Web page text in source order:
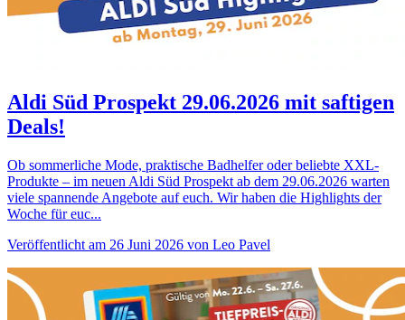
Aldi Süd Prospekt 29.06.2026 mit saftigen
Deals!
Ob sommerliche Mode, praktische Badhelfer oder beliebte XXL-
Produkte – im neuen Aldi Süd Prospekt ab dem 29.06.2026 warten
viele spannende Angebote auf euch. Wir haben die Highlights der
Woche für euc...
Veröffentlicht am 26 Juni 2026 von Leo Pavel